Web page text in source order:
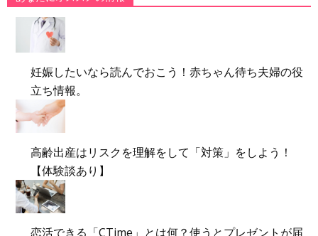
妊娠したいなら読んでおこう！赤ちゃん待ち夫婦の役
立ち情報。
高齢出産はリスクを理解をして「対策」をしよう！
【体験談あり】
恋活できる「CTime」とは何？使うとプレゼントが届